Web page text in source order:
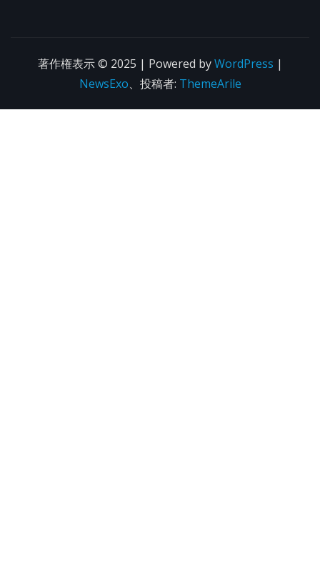
著作権表示 © 2025 | Powered byWordPress |
NewsExo、投稿者: ThemeArile